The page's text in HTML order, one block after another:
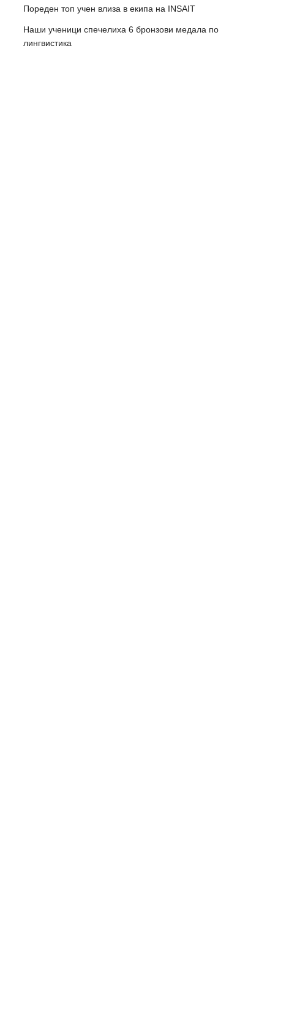
Пореден топ учен влиза в екипа на INSAIT
Наши ученици спечелиха 6 бронзови медала по
лингвистика